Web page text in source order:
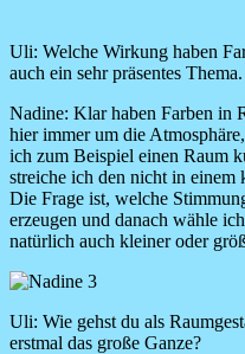
Uli: Welche Wirkung haben
auch ein sehr präsentes Thema.
Nadine: Klar haben Farben in
hier immer um die
ich zum Beispiel einen Raum
streiche ich den nicht in
Die Frage ist, welche
erzeugen und danach wähle
natürlich auch kleiner oder
Image
Uli: Wie gehst du als
erstmal das große Ganze?